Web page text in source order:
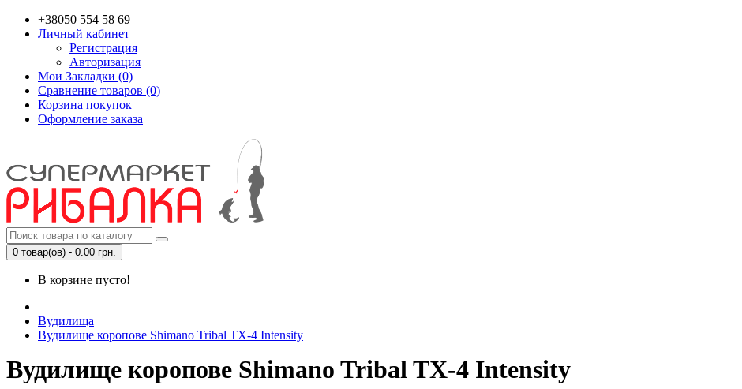
+38050 554 58 69
Личный кабинет
Регистрация
Авторизация
Мои Закладки (0)
Сравнение товаров (0)
Корзина покупок
Оформление заказа
0 товар(ов) - 0.00 грн.
В корзине пусто!
Вудилища
Вудилище коропове Shimano Tribal TX-4 Intensity
Вудилище коропове Shimano Tribal TX-4 Intensity